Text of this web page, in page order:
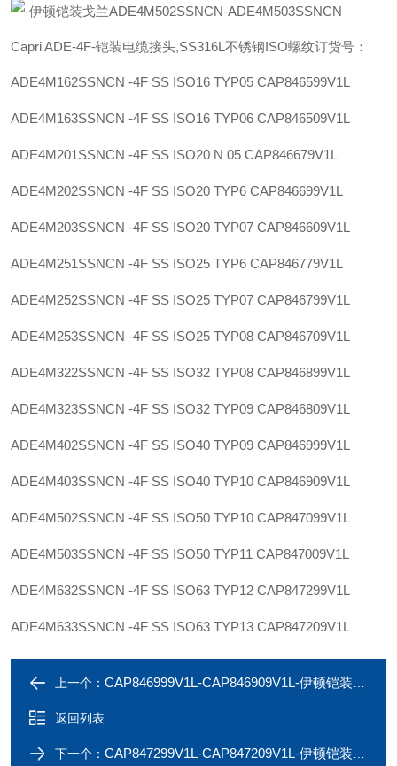
Capri ADE-4F-铠装电缆接头,SS316L不锈钢ISO螺纹订货号：
ADE4M162SSNCN -4F SS ISO16 TYP05 CAP846599V1L
ADE4M163SSNCN -4F SS ISO16 TYP06 CAP846509V1L
ADE4M201SSNCN -4F SS ISO20 N 05 CAP846679V1L
ADE4M202SSNCN -4F SS ISO20 TYP6 CAP846699V1L
ADE4M203SSNCN -4F SS ISO20 TYP07 CAP846609V1L
ADE4M251SSNCN -4F SS ISO25 TYP6 CAP846779V1L
ADE4M252SSNCN -4F SS ISO25 TYP07 CAP846799V1L
ADE4M253SSNCN -4F SS ISO25 TYP08 CAP846709V1L
ADE4M322SSNCN -4F SS ISO32 TYP08 CAP846899V1L
ADE4M323SSNCN -4F SS ISO32 TYP09 CAP846809V1L
ADE4M402SSNCN -4F SS ISO40 TYP09 CAP846999V1L
ADE4M403SSNCN -4F SS ISO40 TYP10 CAP846909V1L
ADE4M502SSNCN -4F SS ISO50 TYP10 CAP847099V1L
ADE4M503SSNCN -4F SS ISO50 TYP11 CAP847009V1L
ADE4M632SSNCN -4F SS ISO63 TYP12 CAP847299V1L
ADE4M633SSNCN -4F SS ISO63 TYP13 CAP847209V1L
上一个： CAP846999V1L-CAP846909V1L-伊顿铠装戈兰ADE4M402SSNCN-ADE4M403SSNCN
返回列表
下一个： CAP847299V1L-CAP847209V1L-伊顿铠装戈兰ADE4M632SSNCN-ADE4M633SSNCN